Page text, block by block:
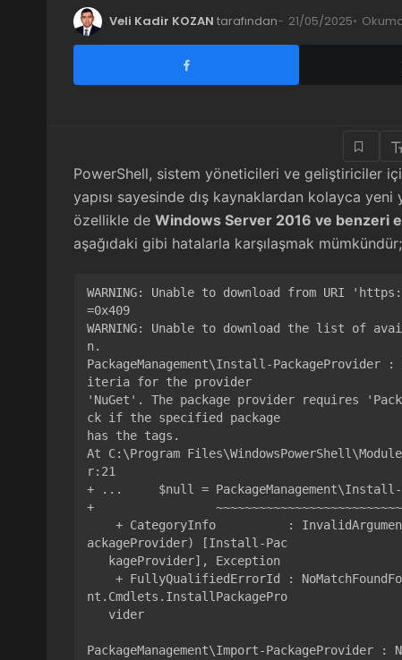
Veli Kadir KOZAN tarafından 21/05/2025
PowerShell, sistem yöneticileri ve geliştiriciler
yapısı sayesinde dış kaynaklardan kolayca
özellikle de Windows Server 2016 ve benzeri
aşağıdaki gibi hatalarla karşılaşmak mümkündür;
WARNING: Unable to download from URI
=0x409
WARNING: Unable to download the list of
n.
PackageManagement\Install-
iteria for the provider
'NuGet'. The package provider requires
ck if the specified package
has the tags.
At C:\Program
r:21
+ ...     $null = PackageManagement\Install-
+
ackageProvider) [Install-Pac
nt.Cmdlets.InstallPackagePro
PackageManagement\Import-